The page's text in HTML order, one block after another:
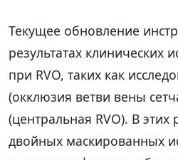
Текущее обновление
результатах клинических
при RVO, таких как
(окклюзия ветви вены
(центральная RVO). В
двойных маскированных